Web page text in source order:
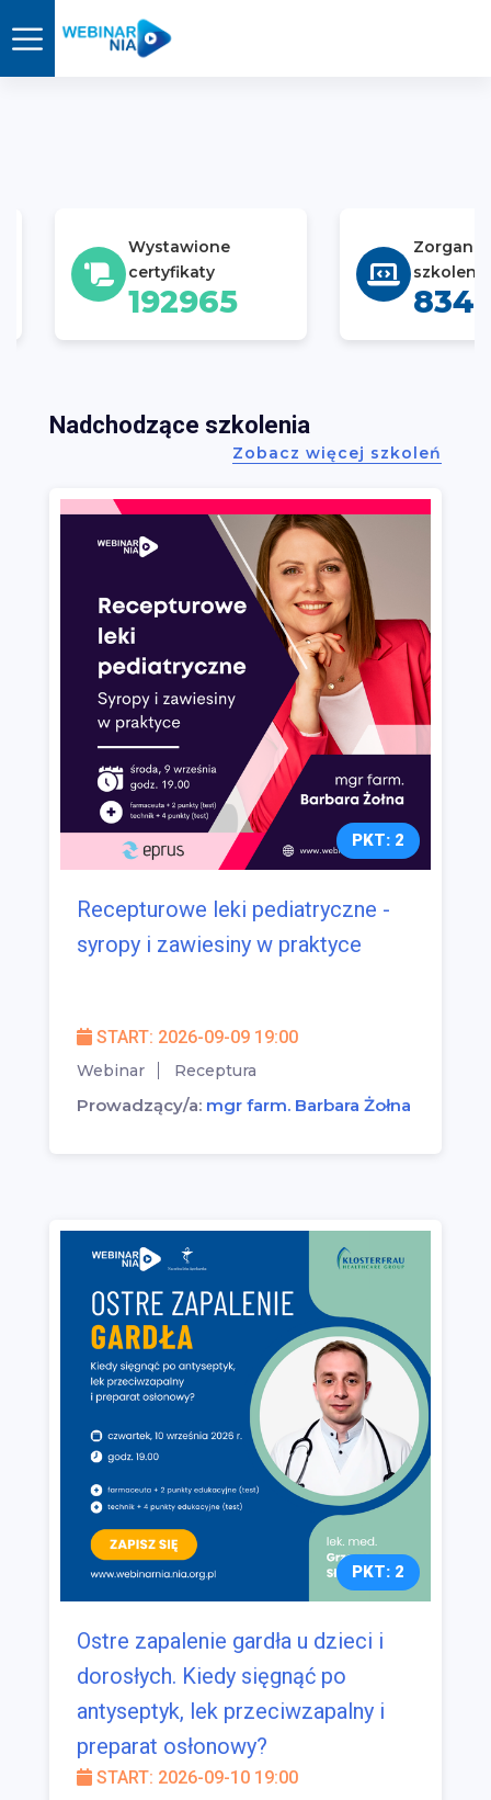
Wystawione
certyfikaty
192965
szkolenia
834
Nadchodzące szkolenia
Zobacz więcej szkoleń
PKT: 2
Recepturowe leki pediatryczne -
syropy i zawiesiny w praktyce
START: 2026-09-09 19:00
Webinar Receptura
Prowadzący/a: mgr farm. Barbara Żołna
PKT: 2
Ostre zapalenie gardła u dzieci i
dorosłych. Kiedy sięgnąć po
antyseptyk, lek przeciwzapalny i
preparat osłonowy?
START: 2026-09-10 19:00